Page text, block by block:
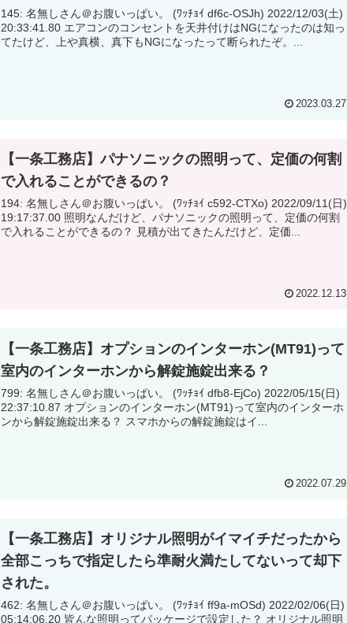
145: 名無しさん＠お腹いっぱい。 (ﾜｯﾁｮｲ df6c-OSJh) 2022/12/03(土)
20:33:41.80 エアコンのコンセントを天井付けはNGになったのは知っ
てたけど、上や真横、真下もNGになったって断られたぞ。...
2023.03.27
【一条工務店】パナソニックの照明って、定価の何割
で入れることができるの？
194: 名無しさん＠お腹いっぱい。 (ﾜｯﾁｮｲ c592-CTXo) 2022/09/11(日)
19:17:37.00 照明なんだけど、パナソニックの照明って、定価の何割
で入れることができるの？ 見積が出てきたんだけど、定価...
2022.12.13
【一条工務店】オプションのインターホン(MT91)って
室内のインターホンから解錠施錠出来る？
799: 名無しさん＠お腹いっぱい。 (ﾜｯﾁｮｲ dfb8-EjCo) 2022/05/15(日)
22:37:10.87 オプションのインターホン(MT91)って室内のインターホ
ンから解錠施錠出来る？ スマホからの解錠施錠はイ...
2022.07.29
【一条工務店】オリジナル照明がイマイチだったから
全部こっちで指定したら準耐火満たしてないって却下
された。
462: 名無しさん＠お腹いっぱい。 (ﾜｯﾁｮｲ ff9a-mOSd) 2022/02/06(日)
05:14:06.20 皆んな照明ってパッケージで設定した？ オリジナル照明